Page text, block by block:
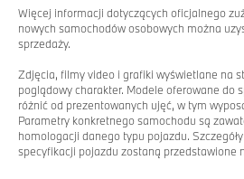
Więcej informacji dotyczących oficjalnego
nowych samochodów osobowych można
sprzedaży.
Zdjęcia, filmy video i grafiki wyświetlane na
poglądowy charakter. Modele oferowane do
różnić od prezentowanych ujęć, w tym
Parametry konkretnego samochodu są
homologacji danego typu pojazdu.
specyfikacji pojazdu zostaną przedstawione